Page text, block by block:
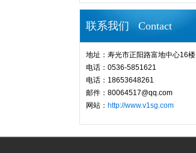
联系我们 Contact
地址：寿光市正阳路富地中心16楼
电话：0536-5851621
电话：18653648261
邮件：80064517@qq.com
网站： http://www.v1sg.com